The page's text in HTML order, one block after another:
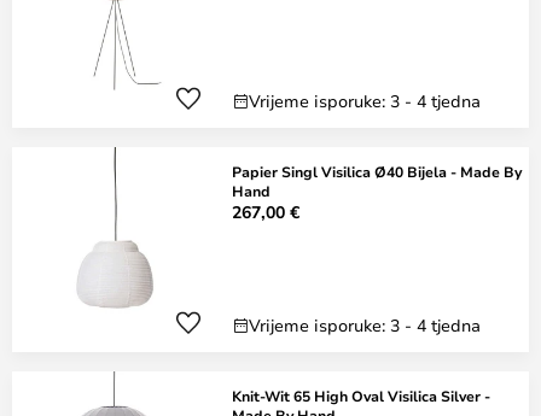
Vrijeme isporuke: 3 - 4 tjedna
Papier Singl Visilica Ø40 Bijela - Made By
Hand
267,00 €
Vrijeme isporuke: 3 - 4 tjedna
Knit-Wit 65 High Oval Visilica Silver -